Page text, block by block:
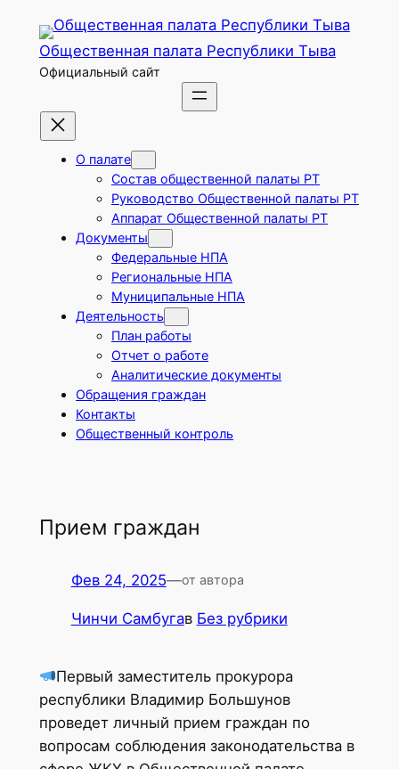
Перейти
содержимому
Общественная палата Республики Тыва
Официальный сайт
О палате
Состав общественной палаты РТ
Руководство Общественной палаты РТ
Аппарат Общественной палаты РТ
Документы
Федеральные НПА
Региональные НПА
Муниципальные НПА
Деятельность
План работы
Отчет о работе
Аналитические документы
Обращения граждан
Контакты
Общественный контроль
Прием граждан
Фев 24, 2025—от автора
Чинчи Самбугав Без рубрики
Первый заместитель прокурора
республики Владимир Большунов
проведет личный прием граждан по
вопросам соблюдения законодательства в